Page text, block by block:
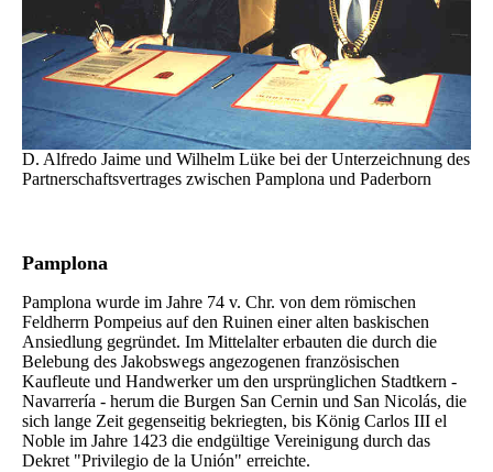
D. Alfredo Jaime und Wilhelm Lüke bei der Unterzeichnung des
Partnerschaftsvertrages zwischen Pamplona und Paderborn
Pamplona
Pamplona wurde im Jahre 74 v. Chr. von dem römischen
Feldherrn Pompeius auf den Ruinen einer alten baskischen
Ansiedlung gegründet. Im Mittelalter erbauten die durch die
Belebung des Jakobswegs angezogenen französischen
Kaufleute und Handwerker um den ursprünglichen Stadtkern -
Navarrería - herum die Burgen San Cernin und San Nicolás, die
sich lange Zeit gegenseitig bekriegten, bis König Carlos III el
Noble im Jahre 1423 die endgültige Vereinigung durch das
Dekret "Privilegio de la Unión" erreichte.